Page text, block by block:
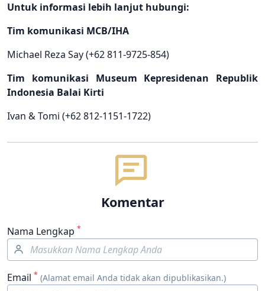
Untuk informasi lebih lanjut hubungi:
Tim komunikasi MCB/IHA
Michael Reza Say (+62 811-9725-854)
Tim komunikasi Museum Kepresidenan Republik
Indonesia Balai Kirti
Ivan & Tomi (+62 812-1151-1722)
Komentar
Nama Lengkap *
Email * (Alamat email Anda tidak akan dipublikasikan.)